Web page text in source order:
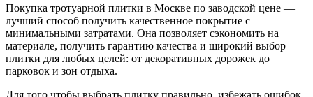
Покупка тротуарной плитки в Москве по заводской цене —
лучший способ получить качественное покрытие с
минимальными затратами. Она позволяет сэкономить на
материале, получить гарантию качества и широкий выбор
плитки для любых целей: от декоративных дорожек до
парковок и зон отдыха.
Для того чтобы выбрать плитку правильно, избежать ошибок